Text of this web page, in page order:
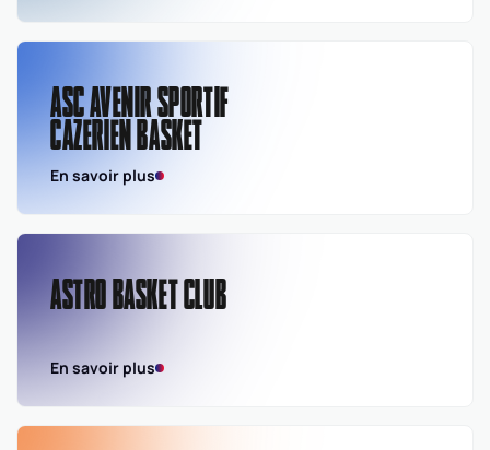
ASC AVENIR SPORTIF
CAZERIEN BASKET
En savoir plus
ASTRO BASKET CLUB
En savoir plus